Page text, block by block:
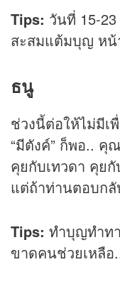
Tips: วันที่ 15-
สะสมแต้มบุญ หน้
ธนู
ช่วงนี้ต่อให้ไม่มีเ
“มีตังค์” ก็พอ.. คุ
คุยกับเทวดา คุย
แต่ถ้าท่านตอบก
Tips: ทำบุญทำท
ขาดคนช่วยเหลือ